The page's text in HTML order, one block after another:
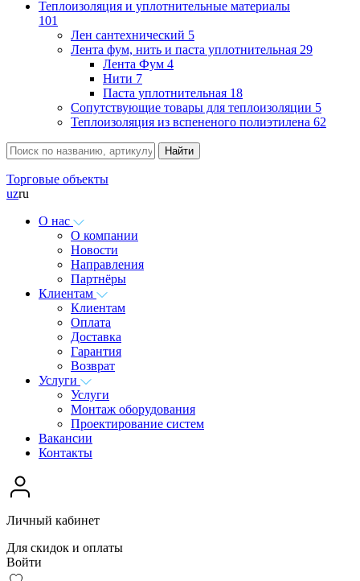
Теплоизоляция и уплотнительные материалы
101
Лен сантехнический 5
Лента фум, нить и паста уплотнительная 29
Лента Фум 4
Нити 7
Паста уплотнительная 18
Сопутствующие товары для теплоизоляции 5
Теплоизоляция из вспененого полиэтилена 62
Торговые объекты
uzru
О нас
О компании
Новости
Направления
Партнёры
Клиентам
Клиентам
Оплата
Доставка
Гарантия
Возврат
Услуги
Услуги
Монтаж оборудования
Проектирование систем
Вакансии
Контакты
Личный кабинет
Для скидок и оплаты
Войти